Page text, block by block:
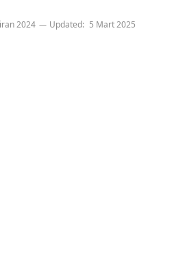
2024 Updated: 5 Mart 2025